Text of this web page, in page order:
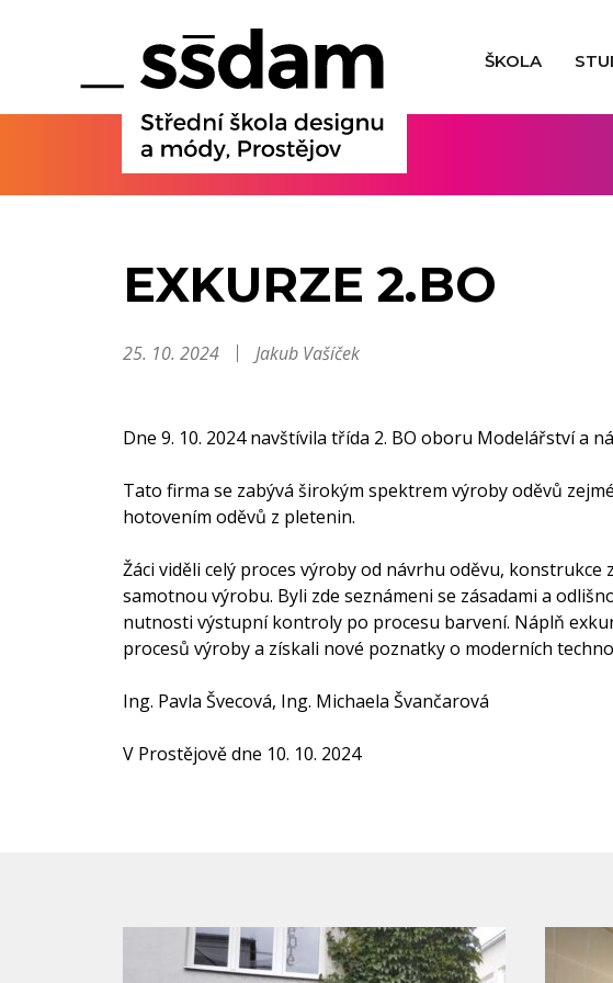
ŠKOLA
EXKURZE 2.BO
25. 10. 2024 Jakub Vašíček
Dne 9. 10. 2024 navštívila třída 2. BO oboru Modelářství a
Tato firma se zabývá širokým spektrem výroby oděvů
hotovením oděvů z pletenin.
Žáci viděli celý proces výroby od návrhu oděvu,
samotnou výrobu. Byli zde seznámeni se zásadami a
nutnosti výstupní kontroly po procesu barvení. Náplň
procesů výroby a získali nové poznatky o moderních
Ing. Pavla Švecová, Ing. Michaela Švančarová
V Prostějově dne 10. 10. 2024